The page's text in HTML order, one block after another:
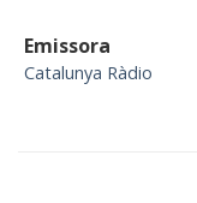
Emissora
Catalunya Ràdio